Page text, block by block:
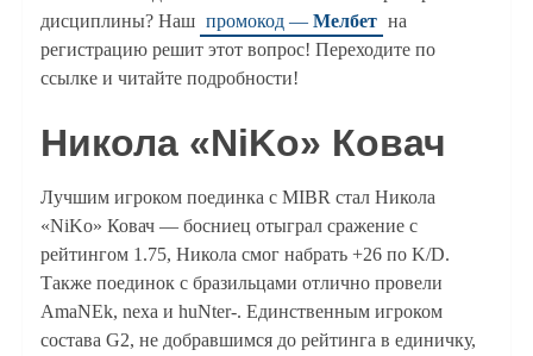
дисциплины? Наш промокод — Мелбет на
регистрацию решит этот вопрос! Переходите по
ссылке и читайте подробности!
Никола «NiKo» Ковач
Лучшим игроком поединка с MIBR стал Никола
«NiKo» Ковач — босниец отыграл сражение с
рейтингом 1.75, Никола смог набрать +26 по K/D.
Также поединок с бразильцами отлично провели
AmaNEk, nexa и huNter-. Единственным игроком
состава G2, не добравшимся до рейтинга в единичку,